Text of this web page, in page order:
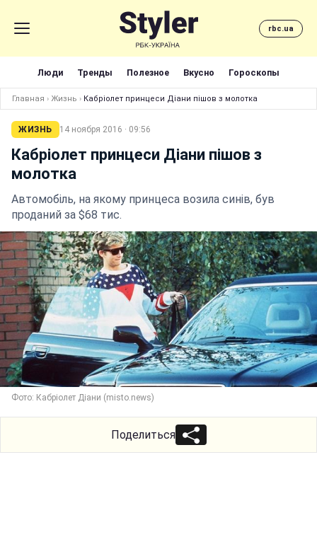
rbc.ua
Люди Тренды Полезное Вкусно Гороскопы
Главная › Жизнь › Кабріолет принцеси Діани пішов з молотка
ЖИЗНЬ 14 ноября 2016 · 09:56
Кабріолет принцеси Діани пішов з
молотка
Автомобіль, на якому принцеса возила синів, був
проданий за $68 тис.
Фото: Кабріолет Діани (misto.news)
Поделиться